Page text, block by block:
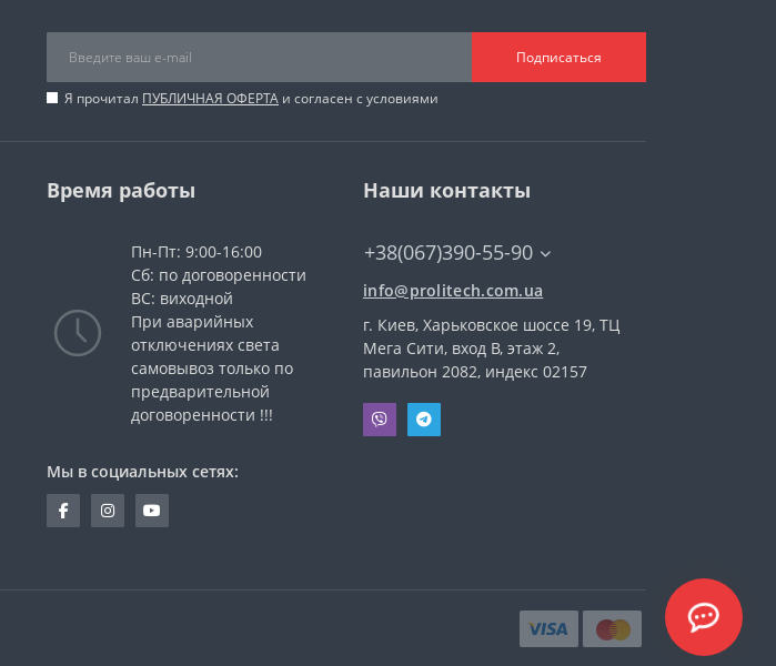
Подписаться
Я прочитал ПУБЛИЧНАЯ ОФЕРТА и согласен с условиями
Время работы
Пн-Пт: 9:00-16:00
Сб: по договоренности
ВС: виходной
При аварийных
отключениях света
самовывоз только по
предварительной
договоренности !!!
Мы в социальных сетях:
Наши контакты
+38(067)390-55-90
info@prolitech.com.ua
г. Киев, Харьковское шоссе 19, ТЦ
Мега Сити, вход В, этаж 2,
павильон 2082, индекс 02157